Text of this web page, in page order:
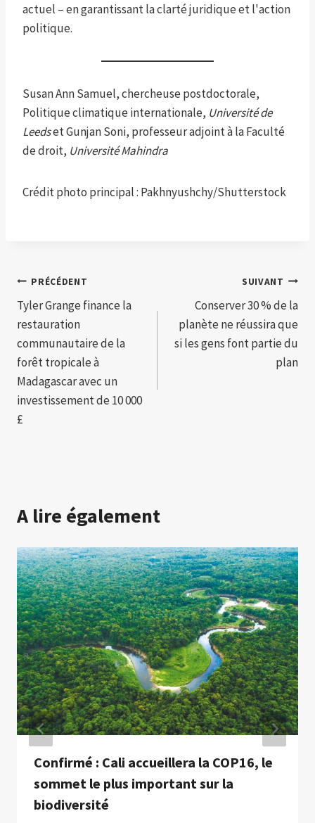
actuel – en garantissant la clarté juridique et l'action
politique.
Susan Ann Samuel, chercheuse postdoctorale,
Politique climatique internationale, Université de
Leedset Gunjan Soni, professeur adjoint à la Faculté
de droit, Université Mahindra
Crédit photo principal : Pakhnyushchy/Shutterstock
Navigation
de
l’article
PRÉCÉDENT
Tyler Grange finance la
restauration
communautaire de la
forêt tropicale à
Madagascar avec un
investissement de 10 000
£
SUIVANT
Conserver 30 % de la
planète ne réussira que
si les gens font partie du
plan
A lire également
Confirmé : Cali accueillera la COP16, le
sommet le plus important sur la
biodiversité